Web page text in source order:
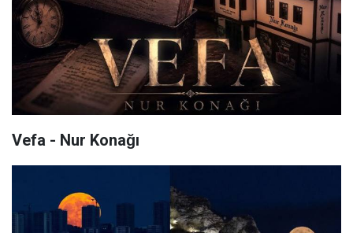
Vefa - Nur Konağı